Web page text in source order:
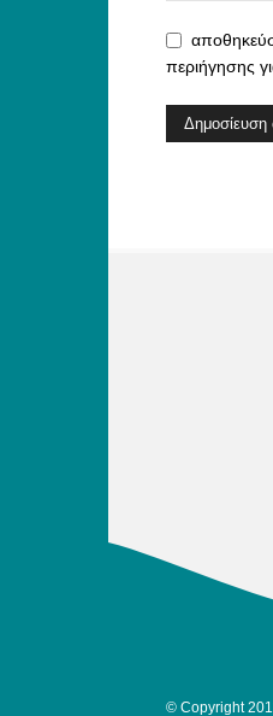
περιήγησης
© Copyright